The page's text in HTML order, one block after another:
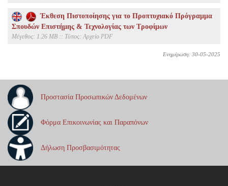
Έκθεση Πιστοποίησης για το Προπτυχιακό Πρόγραμμα
Σπουδών Επιστήμης & Τεχνολογίας των Τροφίμων
Mέγεθος: 1.26 MB :: Τύπος: Αρχείο PDF
Ενημέρωση: 30-05-2025
Προστασία Προσωπικών Δεδομένων
Φόρμα Επικοινωνίας και Παραπόνων
Δήλωση Προσβασιμότητας